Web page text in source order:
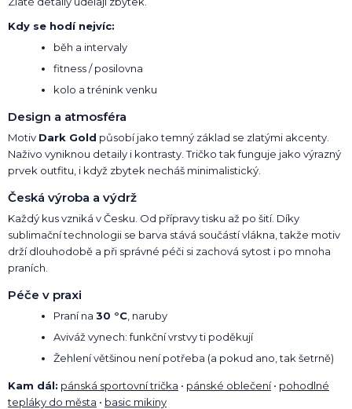
Kdy se hodí nejvíc:
běh a intervaly
fitness / posilovna
kolo a trénink venku
Design a atmosféra
Motiv Dark Gold působí jako temný základ se zlatými akcenty.
Naživo vyniknou detaily i kontrasty. Tričko tak funguje jako výrazný
prvek outfitu, i když zbytek necháš minimalistický.
Česká výroba a výdrž
Každý kus vzniká v Česku. Od přípravy tisku až po šití. Díky
sublimační technologii se barva stává součástí vlákna, takže motiv
drží dlouhodobě a při správné péči si zachová sytost i po mnoha
praních.
Péče v praxi
Praní na 30 °C , naruby
Aviváž vynech: funkční vrstvy ti poděkují
Žehlení většinou není potřeba (a pokud ano, tak šetrně)
Kam dál: pánská sportovní trička • pánské oblečení• pohodlné
tepláky do města • basic mikiny